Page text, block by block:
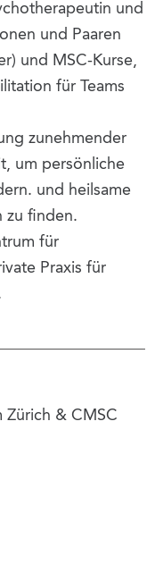
und
und Paaren
und MSC-Kurse,
für Teams
zunehmender
um persönliche
und heilsame
zu finden.
für
Praxis für
Zürich & CMSC